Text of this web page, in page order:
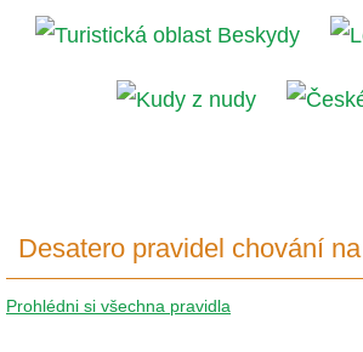
Desatero pravidel chování
Prohlédni si všechna pravidla